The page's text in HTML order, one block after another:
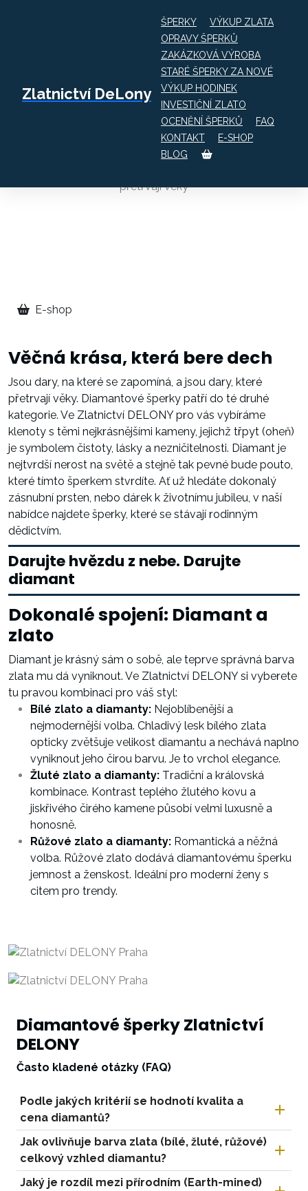
Zlatnictví DeLony
ŠPERKY
VÝKUP ZLATA
OPRAVY ŠPERKŮ
ZAKÁZKOVÁ VÝROBA
STARÉ ŠPERKY ZA NOVÉ
VÝKUP HODINEK
INVESTIČNÍ ZLATO
OCENĚNÍ ŠPERKŮ
FAQ
KONTAKT
E-SHOP
BLOG
Diamantové šperky
přetrvají věky
E-shop
Věčná krása, která bere dech
Jsou dary, na které se zapomíná, a jsou dary, které
přetrvají věky. Diamantové šperky patří do té druhé
kategorie. Ve Zlatnictví DELONY pro vás vybíráme
klenoty s těmi nejkrásnějšími kameny, jejichž třpyt (oheň)
je symbolem čistoty, lásky a nezničitelnosti. Diamant je
nejtvrdší nerost na světě a stejně tak pevné bude pouto,
které tímto šperkem stvrdíte. Ať už hledáte dokonalý
zásnubní prsten, nebo dárek k životnímu jubileu, v naší
nabídce najdete šperky, které se stávají rodinným
dědictvím.
Darujte hvězdu z nebe. Darujte
diamant
Dokonalé spojení: Diamant a
zlato
Diamant je krásný sám o sobě, ale teprve správná barva
zlata mu dá vyniknout. Ve Zlatnictví DELONY si vyberete
tu pravou kombinaci pro váš styl:
Bílé zlato a diamanty: Nejoblíbenější a
nejmodernější volba. Chladivý lesk bílého zlata
opticky zvětšuje velikost diamantu a nechává naplno
vyniknout jeho čirou barvu. Je to vrchol elegance.
Žluté zlato a diamanty: Tradiční a královská
kombinace. Kontrast teplého žlutého kovu a
jiskřivého čirého kamene působí velmi luxusně a
honosně.
Růžové zlato a diamanty: Romantická a něžná
volba. Růžové zlato dodává diamantovému šperku
jemnost a ženskost. Ideální pro moderní ženy s
citem pro trendy.
Diamantové šperky Zlatnictví
DELONY
Často kladené otázky (FAQ)
Podle jakých kritérií se hodnotí kvalita a
cena diamantů?
Jak ovlivňuje barva zlata (bílé, žluté, růžové)
celkový vzhled diamantu?
Jaký je rozdíl mezi přírodním (Earth-mined)